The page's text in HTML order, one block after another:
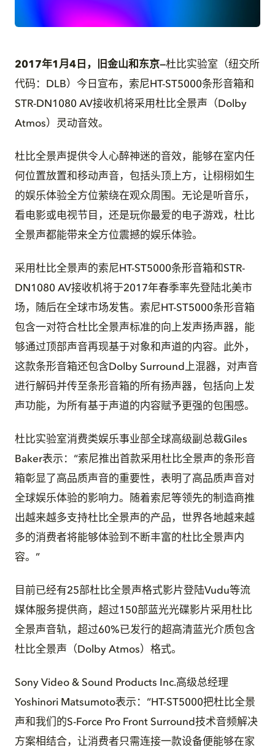
2017年1月4日，旧金山和东京—杜比实验室（纽交所
代码：DLB）今日宣布，索尼HT-ST5000条形音箱和
STR-DN1080 AV接收机将采用杜比全景声（Dolby
Atmos）灵动音效。
杜比全景声提供令人心醉神迷的音效，能够在室内任
何位置放置和移动声音，包括头顶上方，让栩栩如生
的娱乐体验全方位萦绕在观众周围。无论是听音乐，
看电影或电视节目，还是玩你最爱的电子游戏，杜比
全景声都能带来全方位震撼的娱乐体验。
采用杜比全景声的索尼HT-ST5000条形音箱和STR-
DN1080 AV接收机将于2017年春季率先登陆北美市
场，随后在全球市场发售。索尼HT-ST5000条形音箱
包含一对符合杜比全景声标准的向上发声扬声器，能
够通过顶部声音再现基于对象和声道的内容。此外，
这款条形音箱还包含Dolby Surround上混器，对声音
进行解码并传至条形音箱的所有扬声器，包括向上发
声功能，为所有基于声道的内容赋予更强的包围感。
杜比实验室消费类娱乐事业部全球高级副总裁Giles
Baker表示：“索尼推出首款采用杜比全景声的条形音
箱彰显了高品质声音的重要性，表明了高品质声音对
全球娱乐体验的影响力。随着索尼等领先的制造商推
出越来越多支持杜比全景声的产品，世界各地越来越
多的消费者将能够体验到不断丰富的杜比全景声内
容。”
目前已经有25部杜比全景声格式影片登陆Vudu等流
媒体服务提供商，超过150部蓝光光碟影片采用杜比
全景声音轨，超过60%已发行的超高清蓝光介质包含
杜比全景声（Dolby Atmos）格式。
Sony Video & Sound Products Inc.高级总经理
Yoshinori Matsumoto表示：“HT-ST5000把杜比全景
声和我们的S-Force Pro Front Surround技术音频解决
方案相结合，让消费者只需连接一款设备便能够在家